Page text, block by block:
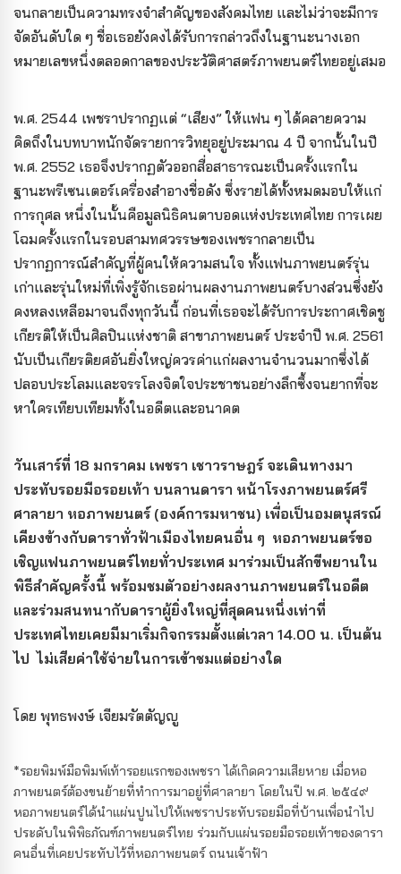
จนกลายเป็นความทรงจำสำคัญของสังคมไทย และไม่ว่าจะมีการ
จัดอันดับใด ๆ ชื่อเธอยังคงได้รับการกล่าวถึงในฐานะนางเอก
หมายเลขหนึ่งตลอดกาลของประวัติศาสตร์ภาพยนตร์ไทยอยู่เสมอ
พ.ศ. 2544 เพชราปรากฏแต่ “เสียง” ให้แฟน ๆ ได้คลายความ
คิดถึงในบทบาทนักจัดรายการวิทยุอยู่ประมาณ 4 ปี จากนั้นในปี
พ.ศ. 2552 เธอจึงปรากฏตัวออกสื่อสาธารณะเป็นครั้งแรกใน
ฐานะพรีเซนเตอร์เครื่องสำอางชื่อดัง ซึ่งรายได้ทั้งหมดมอบให้แก่
การกุศล หนึ่งในนั้นคือมูลนิธิคนตาบอดแห่งประเทศไทย การเผย
โฉมครั้งแรกในรอบสามทศวรรษของเพชรากลายเป็น
ปรากฏการณ์สำคัญที่ผู้คนให้ความสนใจ ทั้งแฟนภาพยนตร์รุ่น
เก่าและรุ่นใหม่ที่เพิ่งรู้จักเธอผ่านผลงานภาพยนตร์บางส่วนซึ่งยัง
คงหลงเหลือมาจนถึงทุกวันนี้ ก่อนที่เธอจะได้รับการประกาศเชิดชู
เกียรติให้เป็นศิลปินแห่งชาติ สาขาภาพยนตร์ ประจำปี พ.ศ. 2561
นับเป็นเกียรติยศอันยิ่งใหญ่ควรค่าแก่ผลงานจำนวนมากซึ่งได้
ปลอบประโลมและจรรโลงจิตใจประชาชนอย่างลึกซึ้งจนยากที่จะ
หาใครเทียบเทียมทั้งในอดีตและอนาคต
วันเสาร์ที่ 18 มกราคม เพชรา เชาวราษฎร์ จะเดินทางมา
ประทับรอยมือรอยเท้า บนลานดารา หน้าโรงภาพยนตร์ศรี
ศาลายา หอภาพยนตร์ (องค์การมหาชน) เพื่อเป็นอมตนุสรณ์
เคียงข้างกับดาราทั่วฟ้าเมืองไทยคนอื่น ๆ หอภาพยนตร์ขอ
เชิญแฟนภาพยนตร์ไทยทั่วประเทศ มาร่วมเป็นสักขีพยานใน
พิธีสำคัญครั้งนี้ พร้อมชมตัวอย่างผลงานภาพยนตร์ในอดีต
และร่วมสนทนากับดาราผู้ยิ่งใหญ่ที่สุดคนหนึ่งเท่าที่
ประเทศไทยเคยมีมาเริ่มกิจกรรมตั้งแต่เวลา 14.00 น. เป็นต้น
ไป ไม่เสียค่าใช้จ่ายในการเข้าชมแต่อย่างใด
โดย พุทธพงษ์ เจียมรัตตัญญู
*รอยพิมพ์มือพิมพ์เท้ารอยแรกของเพชรา ได้เกิดความเสียหาย เมื่อหอ
ภาพยนตร์ต้องขนย้ายที่ทำการมาอยู่ที่ศาลายา โดยในปี พ.ศ. ๒๕๔๙
หอภาพยนตร์ได้นำแผ่นปูนไปให้เพชราประทับรอยมือที่บ้านเพื่อนำไป
ประดับในพิพิธภัณฑ์ภาพยนตร์ไทย ร่วมกับแผ่นรอยมือรอยเท้าของดารา
คนอื่นที่เคยประทับไว้ที่หอภาพยนตร์ ถนนเจ้าฟ้า